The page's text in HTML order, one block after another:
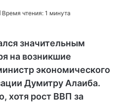
Время чтения: 1 минута
значительным
на возникшие
экономического
Думитру Алаиба.
хотя рост ВВП за